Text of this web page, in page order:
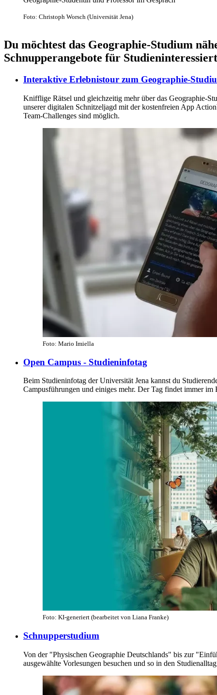
Foto: Christoph Worsch (Universität Jena)
Du möchtest das Geographie-Studium
Schnupperangebote für
Interaktive Erlebnistour zum Geographie-
Knifflige Rätsel und gleichzeitig mehr über das Geographie-
unserer digitalen Schnitzeljagd mit der kostenfreien App
Team-Challenges sind möglich.
Foto: Mario Imiella
Open Campus - Studieninfotag
Beim Studieninfotag der Universität Jena kannst du
Campusführungen und einiges mehr. Der Tag findet immer im
Foto: KI-generiert (bearbeitet von Liana Franke)
Schnupperstudium
Von der "Physischen Geographie Deutschlands" bis zur
ausgewählte Vorlesungen besuchen und so in den